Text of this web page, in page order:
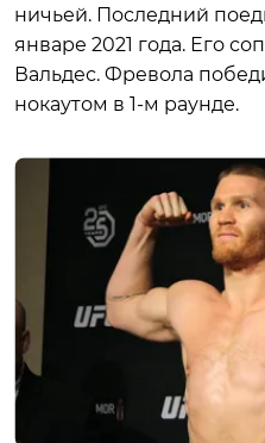
ничьей. Последний
январе 2021 года. Его
Вальдес. Фревола
нокаутом в 1-м раунде.